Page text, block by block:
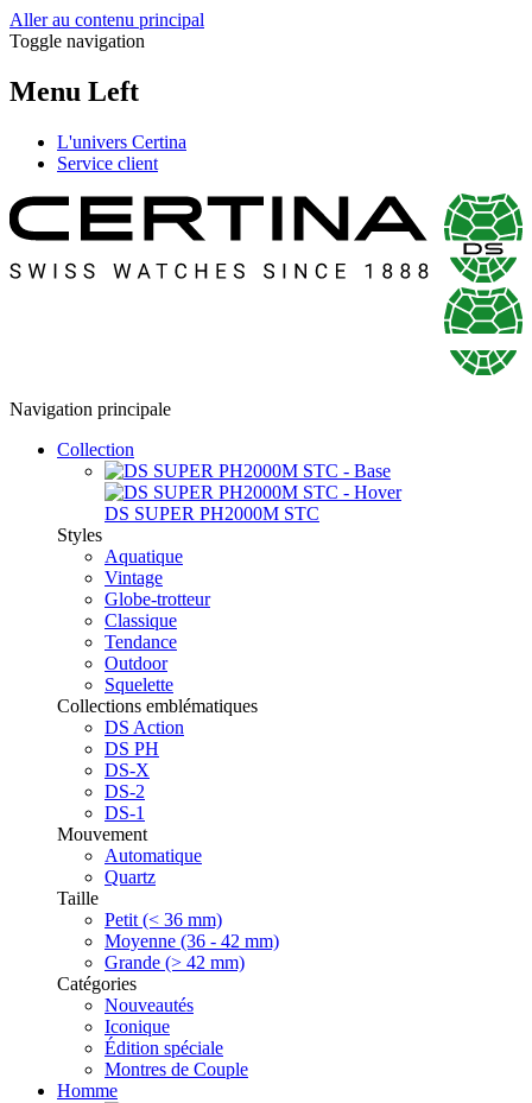
Aller au contenu principal
Toggle navigation
Menu Left
L'univers Certina
Service client
Navigation principale
Collection
DS SUPER PH2000M STC
Styles
Aquatique
Vintage
Globe-trotteur
Classique
Tendance
Outdoor
Squelette
Collections emblématiques
DS Action
DS PH
DS-X
DS-2
DS-1
Mouvement
Automatique
Quartz
Taille
Petit (< 36 mm)
Moyenne (36 - 42 mm)
Grande (> 42 mm)
Catégories
Nouveautés
Iconique
Édition spéciale
Montres de Couple
Homme